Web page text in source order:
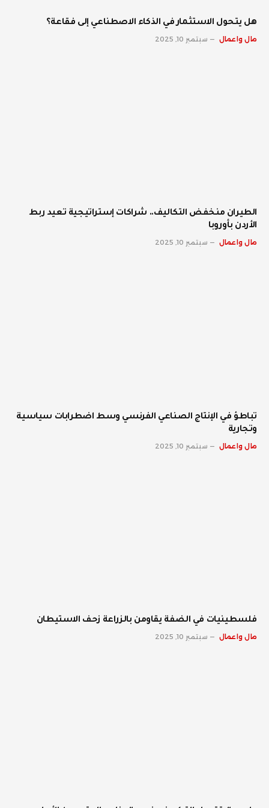
هل يتحول الاستثمار في الذكاء الاصطناعي إلى فقاعة؟
مال واعمال سبتمبر 10, 2025
الطيران منخفض التكاليف.. شراكات إستراتيجية تعيد ربط
الأردن بأوروبا
مال واعمال سبتمبر 10, 2025
تباطؤ في الإنتاج الصناعي الفرنسي وسط اضطرابات سياسية
وتجارية
مال واعمال سبتمبر 10, 2025
فلسطينيات في الضفة يقاومن بالزراعة زحف الاستيطان
مال واعمال سبتمبر 10, 2025